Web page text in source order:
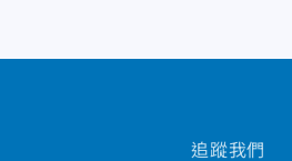
追蹤我們